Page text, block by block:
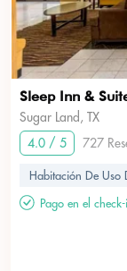
Sleep Inn &
Sugar Land, TX
4.0 / 5
727
Habitación De Uso
Pago en el